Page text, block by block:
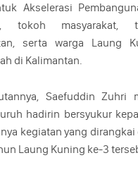
Akselerasi
tokoh masyarakat,
serta warga Laung
di Kalimantan.
Saefuddin Zuhri
hadirin bersyukur
kegiatan yang
Laung Kuning ke-3